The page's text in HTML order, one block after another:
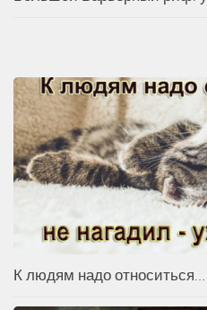
К людям надо относиться…